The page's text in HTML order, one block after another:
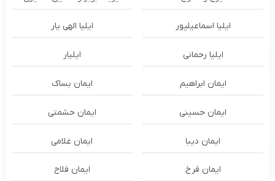
ایلیا اسماعیلپور ایلیا الهی یار
ایلیا رحمانی ایلیار
ایمان ابراهیم ایمان بساک
ایمان حسینی ایمان حشمتی
ایمان دیبا ایمان غلامی
ایمان فرخ ایمان فلاح